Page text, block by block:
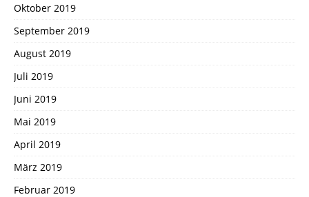
Oktober 2019
September 2019
August 2019
Juli 2019
Juni 2019
Mai 2019
April 2019
März 2019
Februar 2019